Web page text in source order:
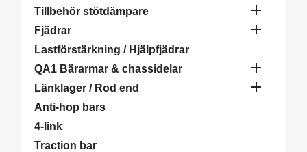
Tillbehör stötdämpare 
Fjädrar 
Lastförstärkning / Hjälpfjädrar
QA1 Bärarmar & chassidelar

Länklager / Rod end 
Anti-hop bars
4-link
Traction bar